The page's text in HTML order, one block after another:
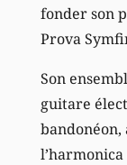
fonder son
Prova
Son
guitare
bandonéon,